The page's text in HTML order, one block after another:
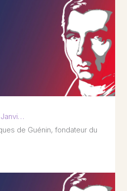
de Guénin, fondateur du